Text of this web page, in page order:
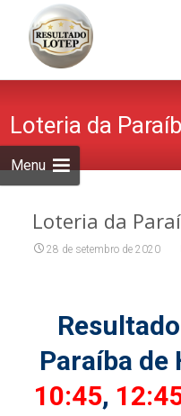
Menu
Loteria da
Loteria da
28 de setembro de 2020
Paraíba de
10:45,